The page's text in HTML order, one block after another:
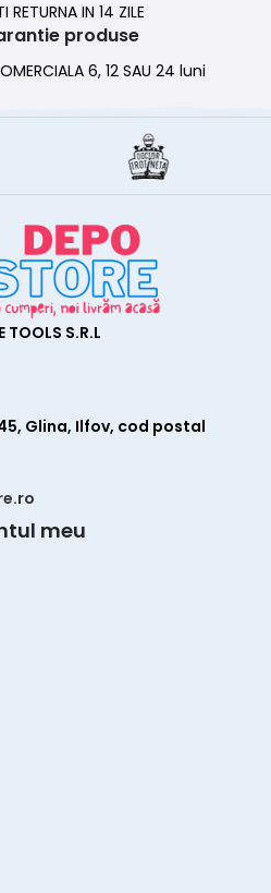
RETURNA IN 14 ZILE
produse
6, 12 SAU 24 luni
TOOLS S.R.L
Glina, Ilfov, cod postal
meu